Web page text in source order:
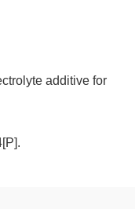
additive for